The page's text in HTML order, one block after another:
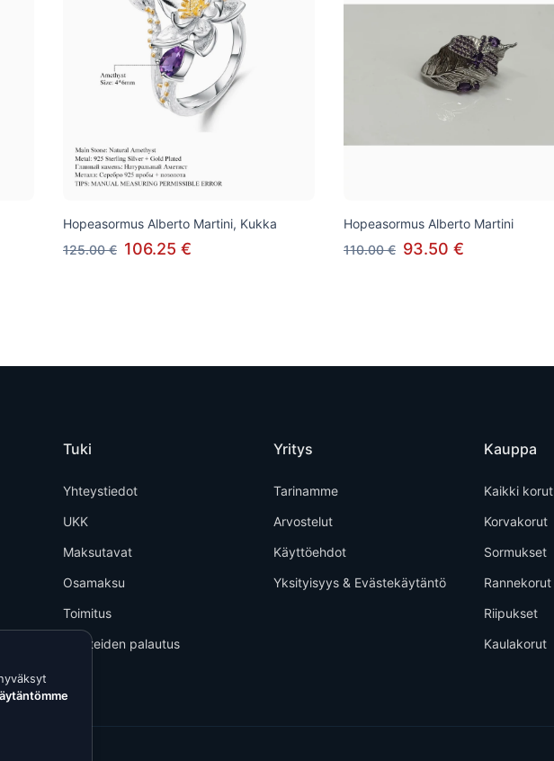
Hopeasormus Alberto Martini, Kukka
125.00 € 106.25 €
Hopeasormus Alberto Martini
110.00 € 93.50 €
Tuki
Yhteystiedot
UKK
Maksutavat
Osamaksu
Toimitus
Tuotteiden palautus
Yritys
Tarinamme
Arvostelut
Käyttöehdot
Yksityisyys & Evästekäytäntö
Kauppa
Kaikki korut
Korvakorut
Sormukset
Rannekorut
Riipukset
Kaulakorut